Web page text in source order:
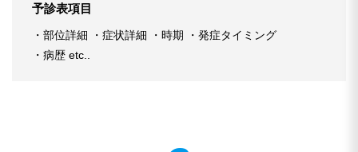
予診表項目
部位詳細 症状詳細 時期
発症タイミング
病歴 etc..